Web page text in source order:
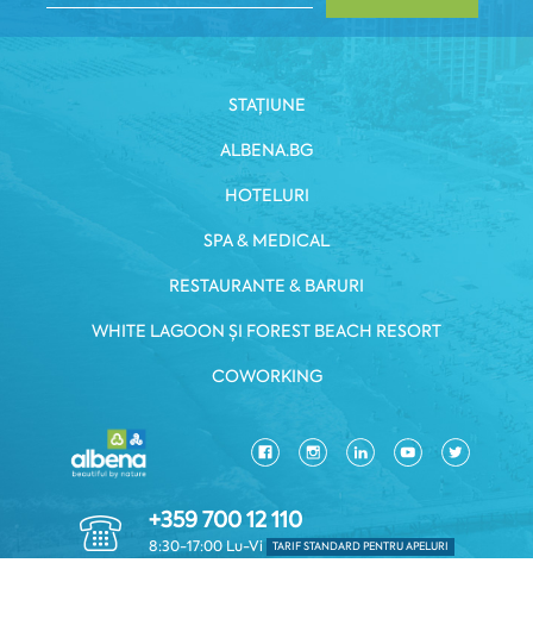
STAȚIUNE
ALBENA.BG
HOTELURI
SPA & MEDICAL
RESTAURANTE & BARURI
WHITE LAGOON ȘI FOREST BEACH RESORT
COWORKING
+359 700 12 110
8:30-17:00 Lu-Vi TARIF STANDARD PENTRU APELURI